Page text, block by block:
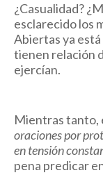
¿Casualidad?
esclarecido los
Abiertas ya
tienen relación
ejercían.
Mientras tanto,
oraciones por
en tensión
pena predicar